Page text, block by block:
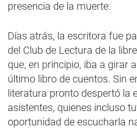
presencia de la muerte.
Días atrás, la escritora fue
del Club de Lectura de la
que, en principio, iba a girar
último libro de cuentos. Sin
literatura pronto despertó la
asistentes, quienes incluso
oportunidad de escucharla